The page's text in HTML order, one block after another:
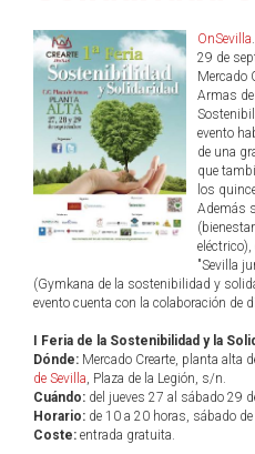
OnSevilla
29 de
Mercado
Armas de
evento
de una
que
los
Además
"Sevilla
(Gymkana de la sostenibilidad y
evento cuenta con la colaboración de
I Feria de la Sostenibilidad y la
Dónde: Mercado Crearte, planta alta
de Sevilla, Plaza de la Legión, s/n.
Cuándo: del jueves 27 al sábado 29
Horario: de 10 a 20 horas, sábado
Coste: entrada gratuita.